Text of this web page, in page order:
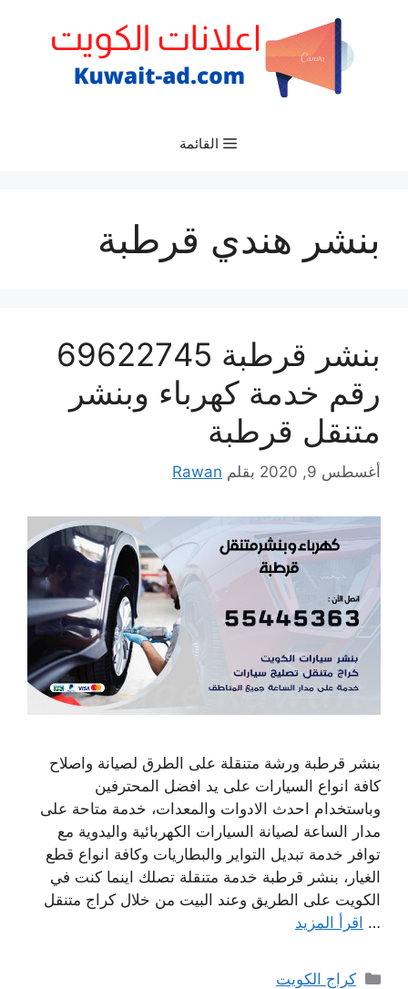
القائمة
بنشر هندي قرطبة
بنشر قرطبة 69622745
رقم خدمة كهرباء وبنشر
متنقل قرطبة
أغسطس 9, 2020 بقلم Rawan
بنشر قرطبة ورشة متنقلة على الطرق لصيانة واصلاح
كافة انواع السيارات على يد افضل المحترفين
وباستخدام احدث الادوات والمعدات، خدمة متاحة على
مدار الساعة لصيانة السيارات الكهربائية واليدوية مع
توافر خدمة تبديل التواير والبطاريات وكافة انواع قطع
الغيار، بنشر قرطبة خدمة متنقلة تصلك اينما كنت في
الكويت على الطريق وعند البيت من خلال كراج متنقل
… اقرأ المزيد
التصنيفات
كراج الكويت